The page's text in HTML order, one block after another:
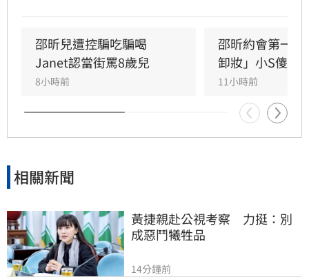
品團購生意。林品妤
邵昕兒遭控騙吃騙喝
Janet認當街罵8歲兒
8小時前
邵昕約會第一
卸妝」小S傻眼
11小時前
相關新聞
黃捷親赴公視考察　力挺：別
成惡鬥犧牲品
14分鐘前